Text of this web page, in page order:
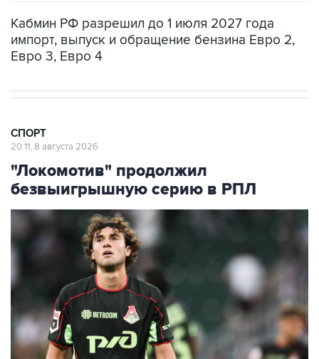
Кабмин РФ разрешил до 1 июля 2027 года
импорт, выпуск и обращение бензина Евро 2,
Евро 3, Евро 4
СПОРТ
20:11, 8 августа 2026
"Локомотив" продолжил
безвыигрышную серию в РПЛ